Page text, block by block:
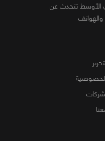
الأوسط تتحدث عن
والهواتف